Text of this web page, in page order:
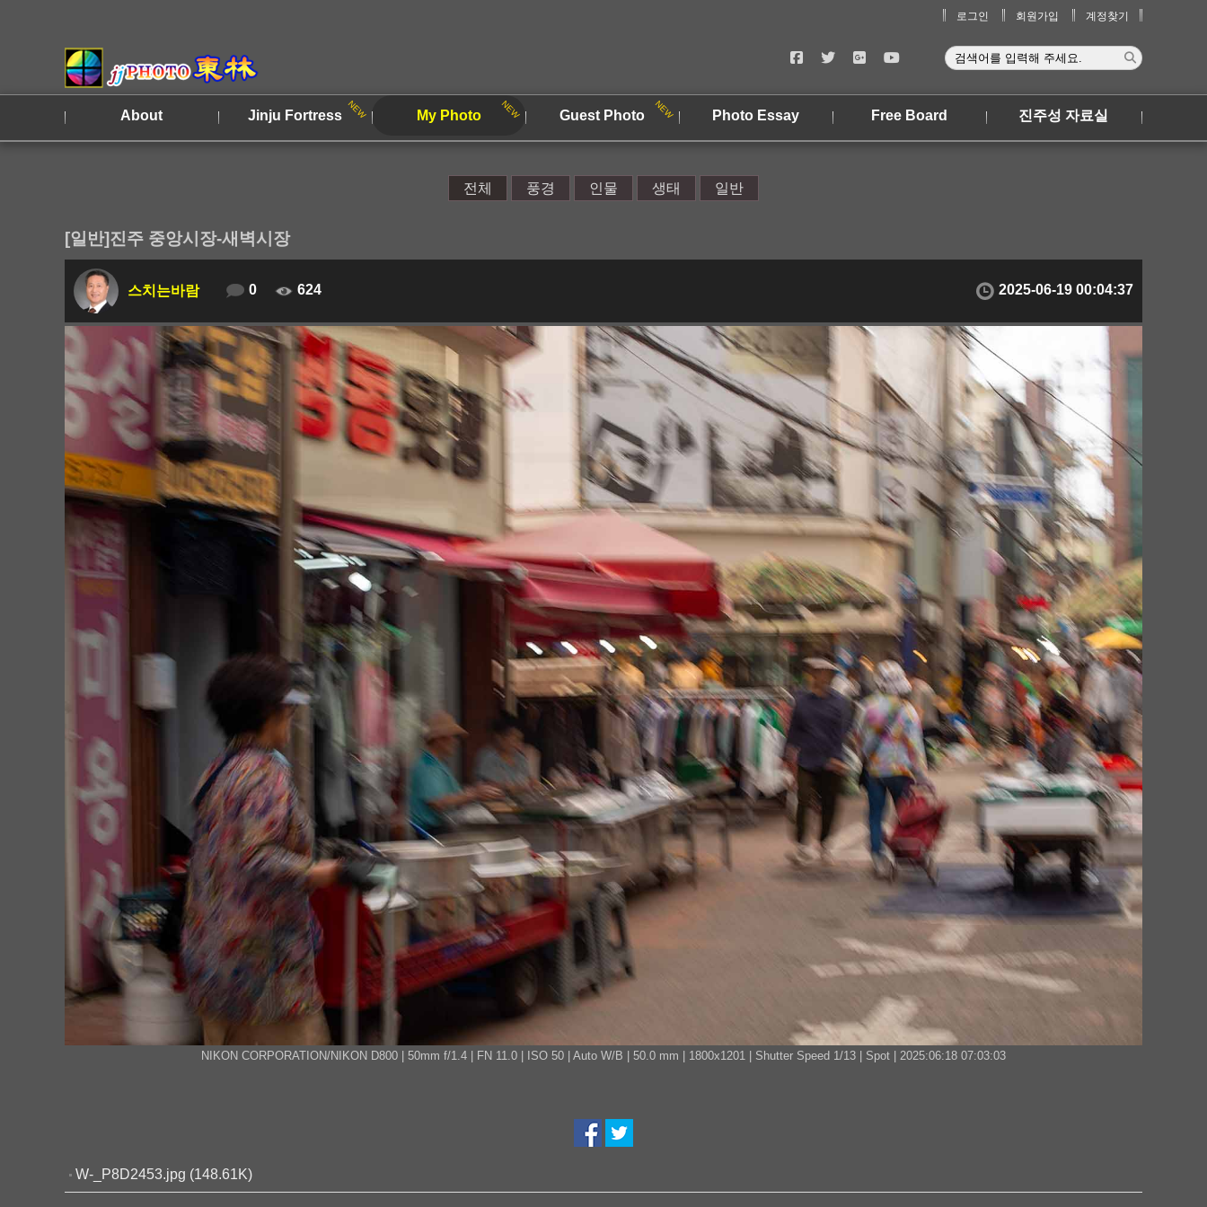
로그인 회원가입 계정찾기
About Jinju Fortress My Photo Guest Photo Photo Essay Free Board 진주성 자료실
전체 풍경 인물 생태 일반
[일반]진주 중앙시장-새벽시장
스치는바람 0 624 2025-06-19 00:04:37
NIKON CORPORATION/NIKON D800 | 50mm f/1.4 | FN 11.0 | ISO 50 | Auto W/B | 50.0 mm | 1800x1201 | Shutter Speed 1/13 | Spot | 2025:06:18 07:03:03
W-_P8D2453.jpg (148.61K)